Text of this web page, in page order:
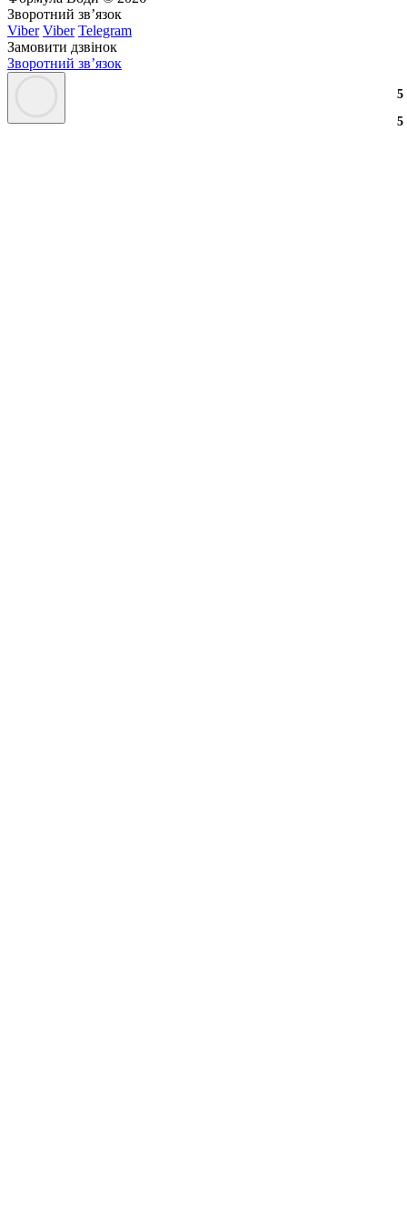
3
3
2
2
3
3
5
5
Зворотний зв’язок
Viber Viber Telegram
Замовити дзвінок
Зворотний зв’язок